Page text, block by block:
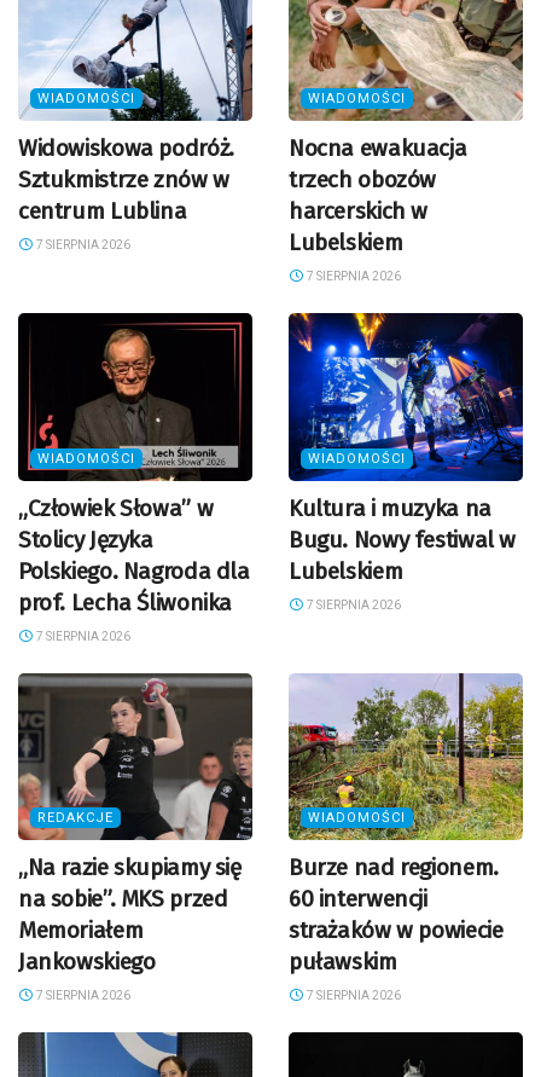
WIADOMOŚCI
Widowiskowa podróż.
Sztukmistrze znów w
centrum Lublina
7 SIERPNIA 2026
WIADOMOŚCI
Nocna ewakuacja
trzech obozów
harcerskich w
Lubelskiem
7 SIERPNIA 2026
WIADOMOŚCI
„Człowiek Słowa” w
Stolicy Języka
Polskiego. Nagroda dla
prof. Lecha Śliwonika
7 SIERPNIA 2026
WIADOMOŚCI
Kultura i muzyka na
Bugu. Nowy festiwal w
Lubelskiem
7 SIERPNIA 2026
REDAKCJE
„Na razie skupiamy się
na sobie”. MKS przed
Memoriałem
Jankowskiego
7 SIERPNIA 2026
WIADOMOŚCI
Burze nad regionem.
60 interwencji
strażaków w powiecie
puławskim
7 SIERPNIA 2026